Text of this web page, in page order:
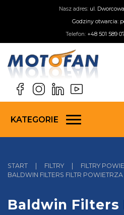
Nasz adres: ul.
Godziny otwarcia:
Telefon: +48 501 589
KATEGORIE
START | FILTRY | FILTRY
BALDWIN FILTERS FILTR
Baldwin Filters